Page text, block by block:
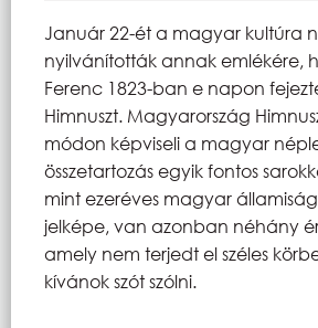
Január 22-ét a magyar kultúra
nyilvánították annak emlékére,
Ferenc 1823-ban e napon
Himnuszt. Magyarország
módon képviseli a magyar
összetartozás egyik fontos
mint ezeréves magyar
jelképe, van azonban néhány
amely nem terjedt el széles
kívánok szót szólni.